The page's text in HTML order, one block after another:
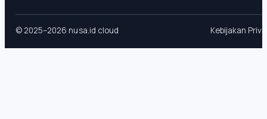
© 2025–2026 nusa.id cloud Kebijakan